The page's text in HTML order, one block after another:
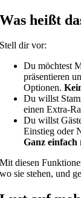
Was heißt
Stell dir vor:
Du möchtest
präsentieren
Optionen.
Du willst
einen Extra-
Du willst
Einstieg oder
Ganz einfach
Mit diesen
wo sie stehen, und